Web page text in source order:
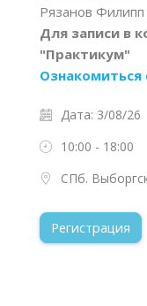
Рязанов
Для записи в
"Практикум"
Ознакомиться
Дата: 3/08/26
10:00 - 18:00
СПб.
Регистрация